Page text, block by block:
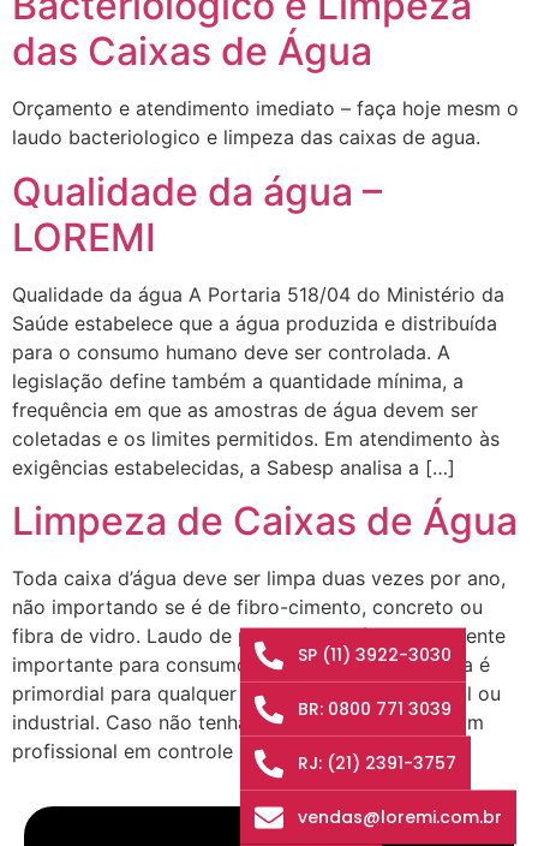
das Caixas de Água
Orçamento e atendimento imediato – faça hoje mesm o
laudo bacteriologico e limpeza das caixas de agua.
Qualidade da água –
LOREMI
Qualidade da água A Portaria 518/04 do Ministério da
Saúde estabelece que a água produzida e distribuída
para o consumo humano deve ser controlada. A
legislação define também a quantidade mínima, a
frequência em que as amostras de água devem ser
coletadas e os limites permitidos. Em atendimento às
exigências estabelecidas, a Sabesp analisa a […]
Limpeza de Caixas de Água
Toda caixa d’água deve ser limpa duas vezes por ano,
não importando se é de fibro-cimento, concreto ou
fibra de vidro. Laudo de potabilidade é extremamente
importante para consumo humano, Saúde da água é
primordial para qualquer ambiente seja residencial ou
industrial. Caso não tenha condições de chamar um
profissional em controle da qualidade da […]
SP (11) 3922-3030
BR: 0800 771 3039
RJ: (21) 2391-3757
vendas@loremi.com.br